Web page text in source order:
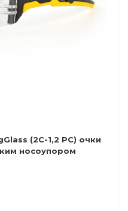
(2C-1,2 PC) очки
носоупором